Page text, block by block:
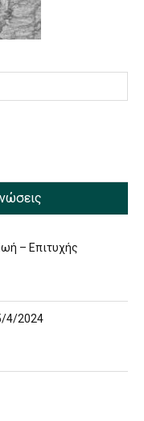
– Επιτυχής
4/2024